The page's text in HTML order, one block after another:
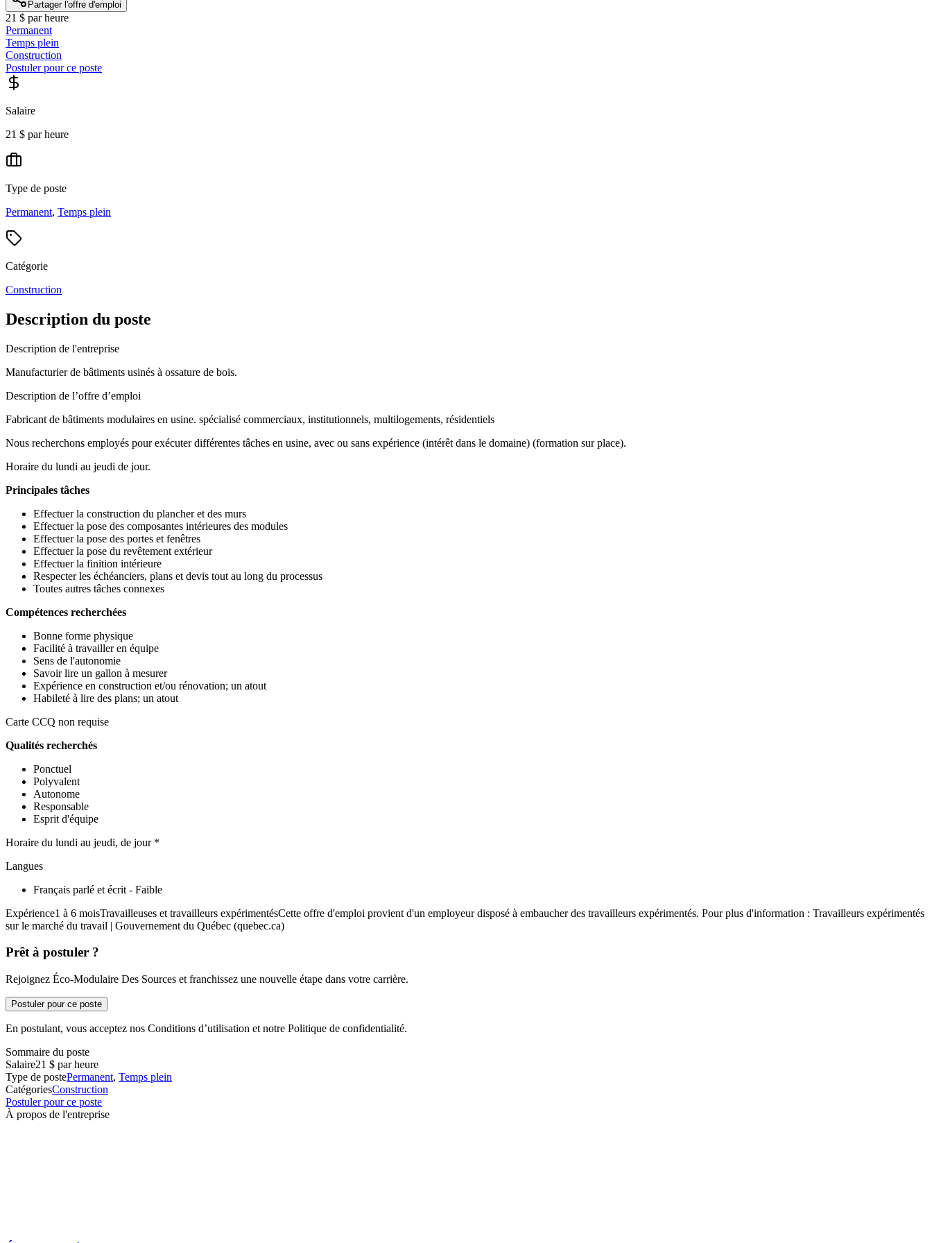
Partager l'offre d'emploi
21 $ par heure
Permanent
Temps plein
Construction
Postuler pour ce poste
Salaire
21 $ par heure
Type de poste
Permanent, Temps plein
Catégorie
Construction
Description du poste
Description de l'entreprise
Manufacturier de bâtiments usinés à ossature de bois.
Description de l’offre d’emploi
Fabricant de bâtiments modulaires en usine. spécialisé commerciaux, institutionnels, multilogements, résidentiels
Nous recherchons employés pour exécuter différentes tâches en usine, avec ou sans expérience (intérêt dans le domaine) (formation sur place).
Horaire du lundi au jeudi de jour.
Principales tâches
Effectuer la construction du plancher et des murs
Effectuer la pose des composantes intérieures des modules
Effectuer la pose des portes et fenêtres
Effectuer la pose du revêtement extérieur
Effectuer la finition intérieure
Respecter les échéanciers, plans et devis tout au long du processus
Toutes autres tâches connexes
Compétences recherchées
Bonne forme physique
Facilité à travailler en équipe
Sens de l'autonomie
Savoir lire un gallon à mesurer
Expérience en construction et/ou rénovation; un atout
Habileté à lire des plans; un atout
Carte CCQ non requise
Qualités recherchés
Ponctuel
Polyvalent
Autonome
Responsable
Esprit d'équipe
Horaire du lundi au jeudi, de jour *
Langues
Français parlé et écrit - Faible
Expérience1 à 6 moisTravailleuses et travailleurs expérimentésCette offre d'emploi provient d'un employeur disposé à embaucher des travailleurs expérimentés. Pour plus d'information : Travailleurs expérimentés
sur le marché du travail | Gouvernement du Québec (quebec.ca)
Prêt à postuler ?
Rejoignez Éco-Modulaire Des Sources et franchissez une nouvelle étape dans votre carrière.
Postuler pour ce poste
En postulant, vous acceptez nos Conditions d’utilisation et notre Politique de confidentialité.
Sommaire du poste
Salaire21 $ par heure
Type de postePermanent, Temps plein
CatégoriesConstruction
Postuler pour ce poste
À propos de l'entreprise